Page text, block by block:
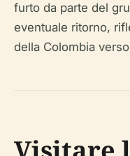
furto da parte del
eventuale ritorno,
della Colombia